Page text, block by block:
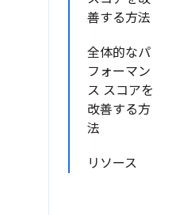
善する方法
全体的なパ
フォーマン
ス スコアを
改善する方
法
リソース